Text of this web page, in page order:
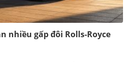
nhiều gấp đôi Rolls-Royce